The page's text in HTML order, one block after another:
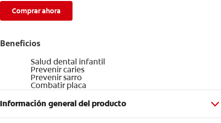
Comprar ahora
Beneficios
Salud dental infantil
Prevenir caries
Prevenir sarro
Combatir placa
Información general del producto